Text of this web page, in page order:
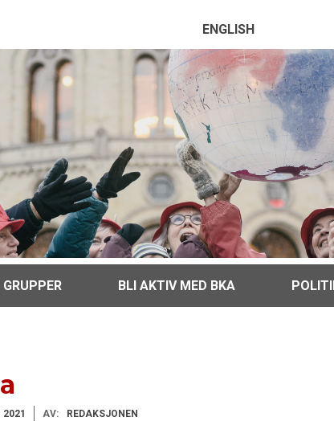
ENGLISH
BLI AKTIV MED BKA
AV: REDAKSJONEN